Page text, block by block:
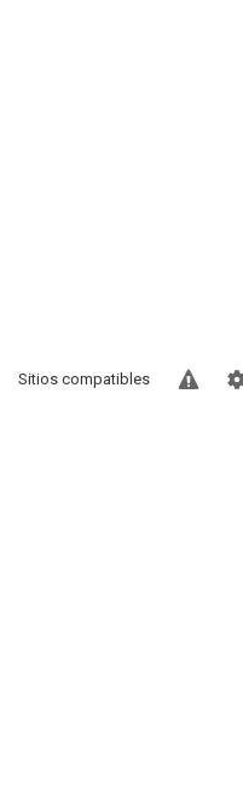
Sitios compatibles